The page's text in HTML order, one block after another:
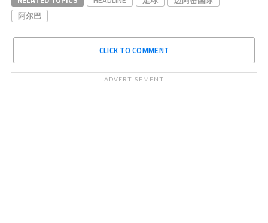
阿尔巴
CLICK TO COMMENT
ADVERTISEMENT